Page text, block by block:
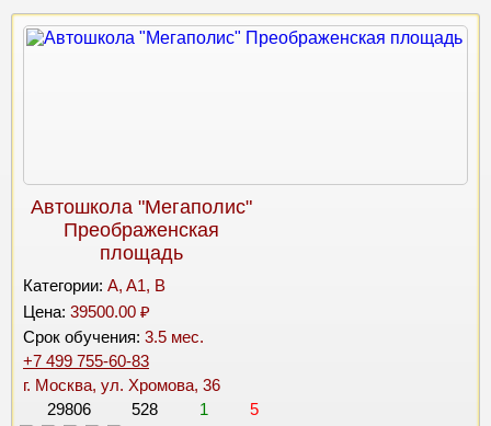
Автошкола "Мегаполис"
Преображенская
площадь
Категории: A, A1, B
Цена: 39500.00 ₽
Срок обучения: 3.5 мес.
+7 499 755-60-83
г. Москва, ул. Хромова, 36
29806
528 1
5